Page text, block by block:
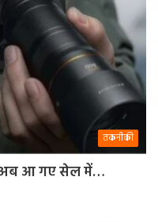
तकनीकी
अब आ गए सेल में…